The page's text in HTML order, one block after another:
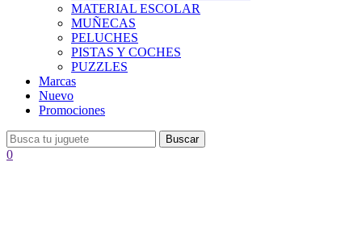
MATERIAL ESCOLAR
MUÑECAS
PELUCHES
PISTAS Y COCHES
PUZZLES
Marcas
Nuevo
Promociones
Buscar
0